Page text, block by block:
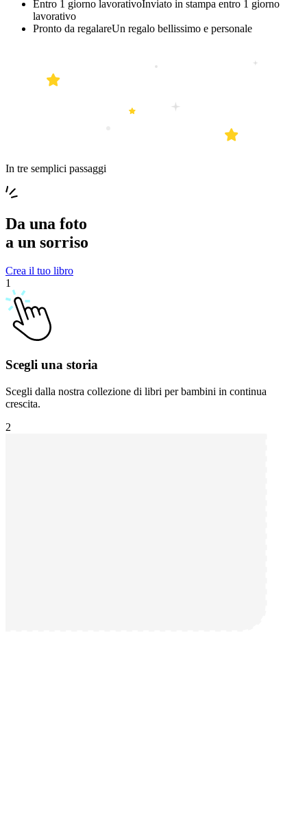
Entro 1 giorno lavorativoInviato in stampa entro 1 giorno
lavorativo
Pronto da regalareUn regalo bellissimo e personale
In tre semplici passaggi
Da una foto
a un sorriso
Crea il tuo libro
1
Scegli una storia
Scegli dalla nostra collezione di libri per bambini in continua
crescita.
2